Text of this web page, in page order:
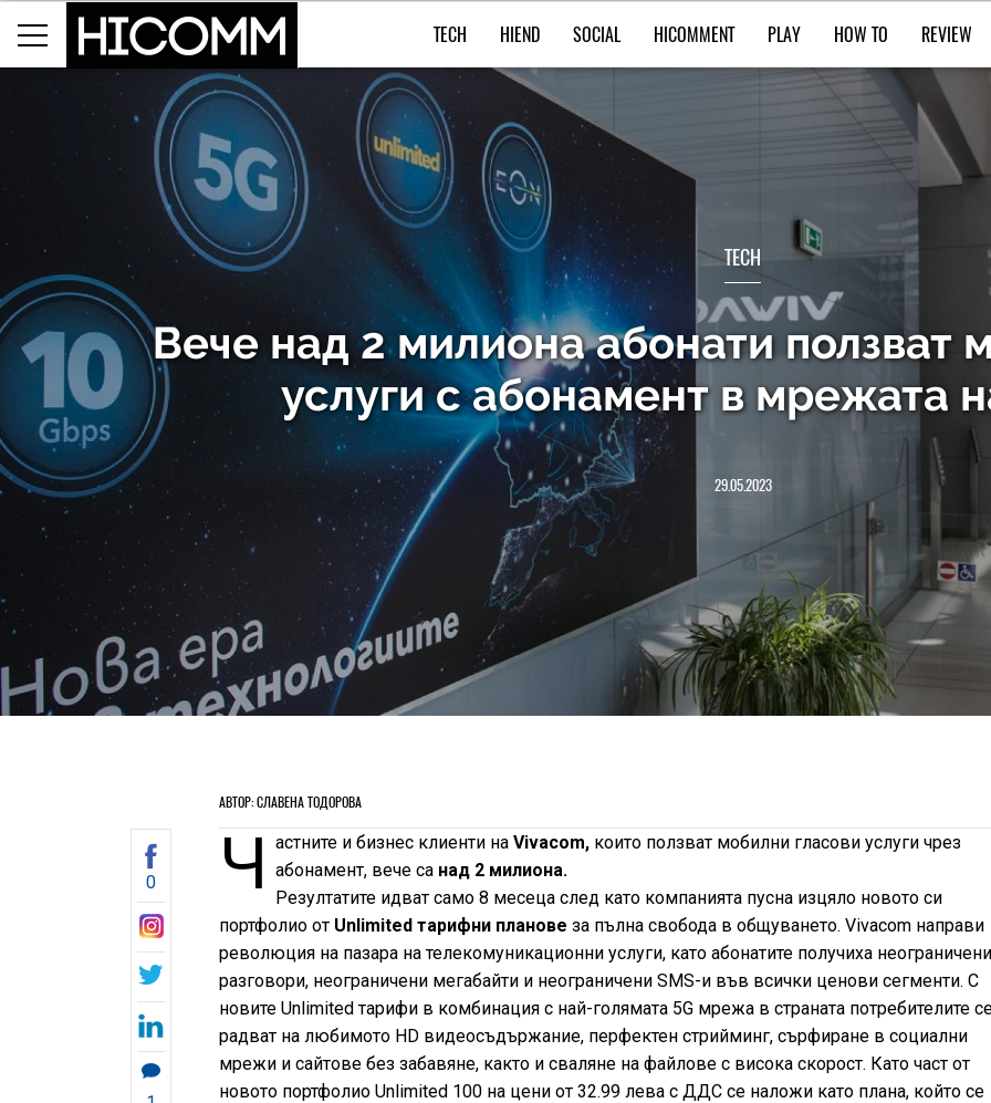
TECH HIEND SOCIAL HICOMMENT PLAY HOW TO REVIEW
TECH
Вече над 2 милиона абонати ползват
услуги с абонамент в мрежата
29.05.2023
АВТОР: СЛАВЕНА ТОДОРОВА
0 Ч астните и бизнес клиенти на Vivacom,които ползват мобилни гласови услуги чрез
абонамент, вече са над 2 милиона.
Резултатите идват само 8 месеца след като компанията пусна изцяло новото си
портфолио от Unlimited тарифни планове за пълна свобода в общуването. Vivacom направи
революция на пазара на телекомуникационни услуги, като абонатите получиха
разговори, неограничени мегабайти и неограничени SMS-и във всички ценови сегменти. С
новите Unlimited тарифи в комбинация с най-голямата 5G мрежа в страната потребителите
радват на любимото HD видеосъдържание, перфектен стрийминг, сърфиране в социални
мрежи и сайтове без забавяне, както и сваляне на файлове с висока скорост. Като част от
новото портфолио Unlimited 100 на цени от 32.99 лева с ДДС се наложи като плана, който се